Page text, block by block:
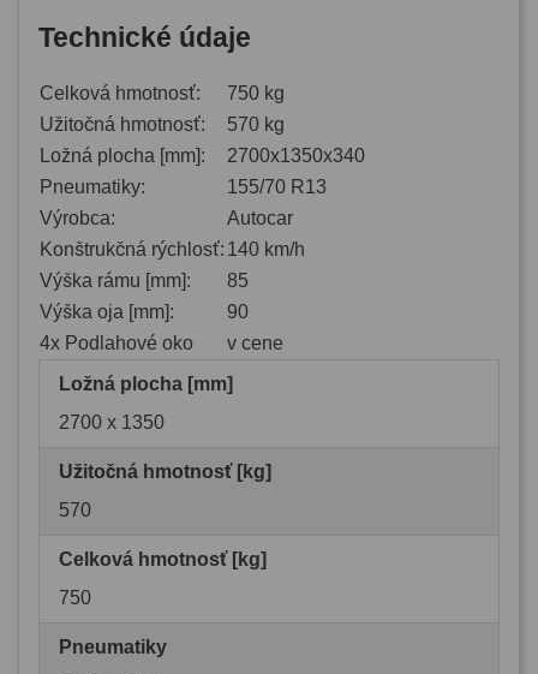
Technické údaje
Celková hmotnosť:
750 kg
Užitočná hmotnosť:
570 kg
Ložná plocha [mm]:
2700x1350x340
Pneumatiky:
155/70 R13
Výrobca:
Autocar
Konštrukčná rýchlosť: 140 km/h
Výška rámu [mm]:
85
Výška oja [mm]:
90
4x Podlahové oko
v cene
Ložná plocha [mm]
2700 x 1350
Užitočná hmotnosť [kg]
570
Celková hmotnosť [kg]
750
Pneumatiky